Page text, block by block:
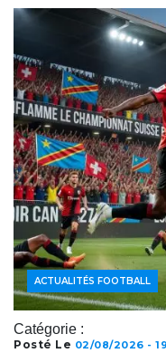
Catégorie :
ACTUALITÉS FOOTBALL
Posté Le 02/08/2026 -